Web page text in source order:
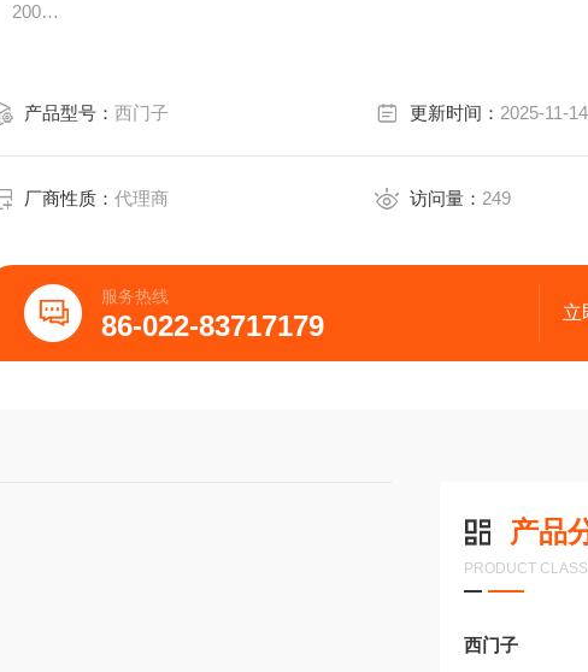
200
产品型号：西门子 更新时间： 2025-11-14
厂商性质：代理商 访问量： 249
服务热线
86-022-83717179 立
产品
PRODUCT
西门子